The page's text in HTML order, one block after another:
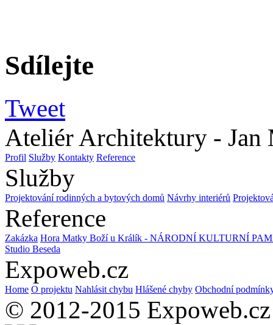
Sdílejte
Tweet
Ateliér Architektury - Jan
Profil Služby Kontakty Reference
Služby
Projektování rodinných a bytových domů Návrhy interiérů
Reference
Zakázka Hora Matky Boží u Králík - NÁRODNÍ KULTURNÍ
Studio Beseda
Expoweb.cz
Home O projektu Nahlásit chybu Hlášené chyby Obchodní
© 2012-2015 Expoweb.cz